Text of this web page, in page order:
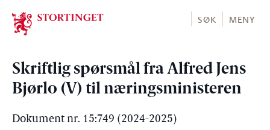
Stortinget.no
SØK MENY
Skriftlig spørsmål fra Alfred Jens
Bjørlo (V) til næringsministeren
Dokument nr. 15:749 (2024-2025)